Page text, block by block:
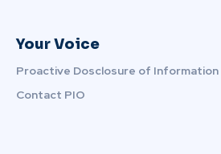
Your Voice
Proactive Dosclosure of Information
Contact PIO